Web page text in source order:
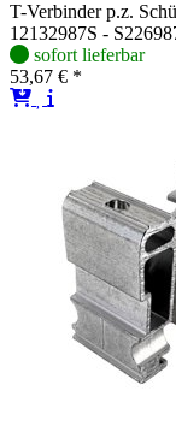
T-Verbinder p.z.
12132987S -
sofort lieferbar
53,67 € *